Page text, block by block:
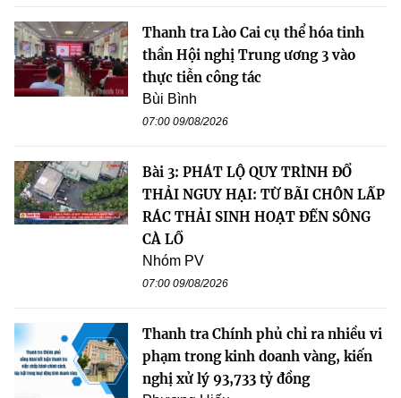
Thanh tra Lào Cai cụ thể hóa tinh
thần Hội nghị Trung ương 3 vào
thực tiễn công tác
Bùi Bình
07:00 09/08/2026
Bài 3: PHÁT LỘ QUY TRÌNH ĐỔ
THẢI NGUY HẠI: TỪ BÃI CHÔN LẤP
RÁC THẢI SINH HOẠT ĐẾN SÔNG
CÀ LỒ
Nhóm PV
07:00 09/08/2026
Thanh tra Chính phủ chỉ ra nhiều vi
phạm trong kinh doanh vàng, kiến
nghị xử lý 93,733 tỷ đồng